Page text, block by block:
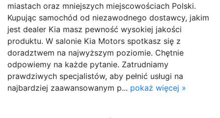
miastach oraz mniejszych miejscowościach Polski.
Kupując samochód od niezawodnego dostawcy, jakim
jest dealer Kia masz pewność wysokiej jakości
produktu. W salonie Kia Motors spotkasz się z
doradztwem na najwyższym poziomie. Chętnie
odpowiemy na każde pytanie. Zatrudniamy
prawdziwych specjalistów, aby pełnić usługi na
najbardziej zaawansowanym p... pokaż więcej »